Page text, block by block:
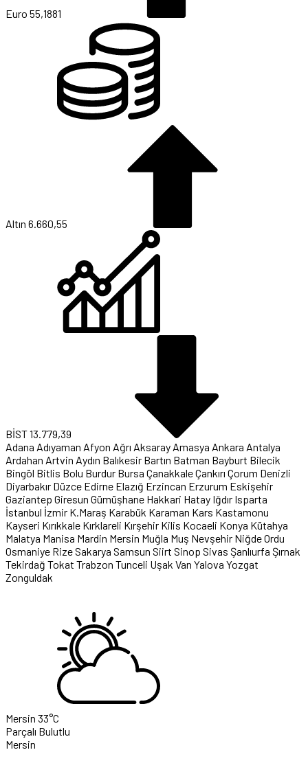
Euro 55,1881
Altın 6.660,55
BİST13.779,39
Adana Adıyaman Afyon Ağrı Aksaray Amasya Ankara Antalya
Ardahan Artvin Aydın Balıkesir Bartın Batman Bayburt Bilecik
Bingöl Bitlis Bolu Burdur Bursa ÇanakkaleÇankırı Çorum Denizli
Diyarbakır Düzce Edirne Elazığ Erzincan Erzurum Eskişehir
Gaziantep Giresun Gümüşhane Hakkari Hatay Iğdır Isparta
İstanbul İzmir K.Maraş Karabük Karaman Kars Kastamonu
Kayseri Kırıkkale Kırklareli Kırşehir Kilis Kocaeli Konya Kütahya
Malatya Manisa Mardin Mersin Muğla Muş Nevşehir NiğdeOrdu
Osmaniye RizeSakarya Samsun Siirt Sinop Sivas Şanlıurfa Şırnak
Tekirdağ Tokat Trabzon Tunceli Uşak Van Yalova Yozgat
Zonguldak
Mersin 33°C
Parçalı Bulutlu
Mersin